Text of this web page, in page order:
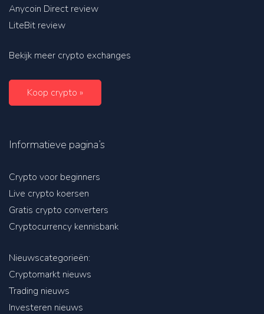
Anycoin Direct review
LiteBit review
Bekijk meer crypto exchanges
Koop crypto »
Informatieve pagina’s
Crypto voor beginners
Live crypto koersen
Gratis crypto converters
Cryptocurrency kennisbank
Nieuwscategorieën:
Cryptomarkt nieuws
Trading nieuws
Investeren nieuws